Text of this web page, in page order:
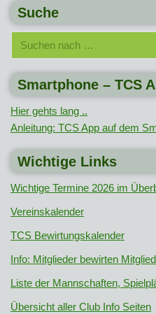
Suche
Smartphone – TCS
Hier gehts lang ..
Anleitung: TCS App auf dem
Wichtige Links
Wichtige Termine 2026 im
Vereinskalender
TCS Bewirtungskalender
Info: Mitglieder bewirten
Liste der Mannschaften,
Übersicht aller Club Info Seiten